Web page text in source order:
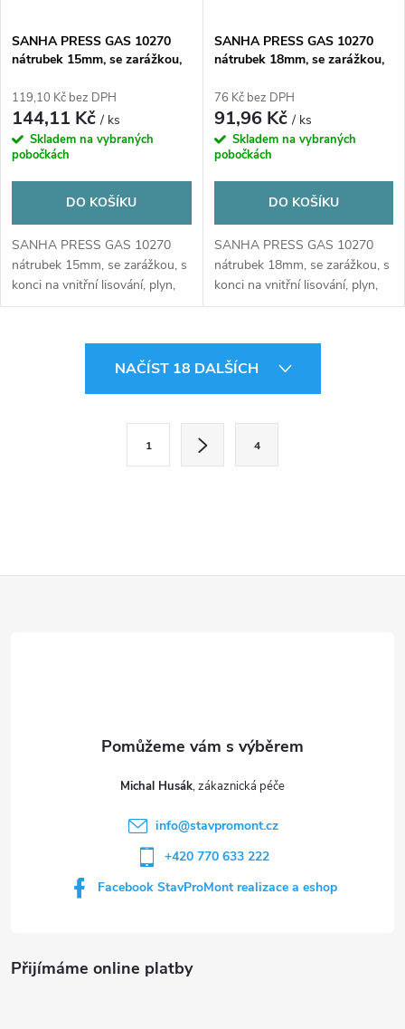
SANHA PRESS GAS 10270
nátrubek 15mm, se zarážkou,
plyn, měď
119,10 Kč bez DPH
144,11 Kč/ ks
Skladem na vybraných
pobočkách
DO KOŠÍKU
SANHA PRESS GAS 10270
nátrubek 15mm, se zarážkou, s
konci na vnitřní lisování, plyn,
měď
SANHA PRESS GAS 10270
nátrubek 18mm, se zarážkou,
plyn, měď
76 Kč bez DPH
91,96 Kč/ ks
Skladem na vybraných
pobočkách
DO KOŠÍKU
SANHA PRESS GAS 10270
nátrubek 18mm, se zarážkou, s
konci na vnitřní lisování, plyn,
měď
c
s
NAČÍST 18 DALŠÍCH
1 4
Přijímáme online platby
Michal Husák
info@stavpromont.cz
+420 770 633 222
Facebook StavProMont realizace a eshop